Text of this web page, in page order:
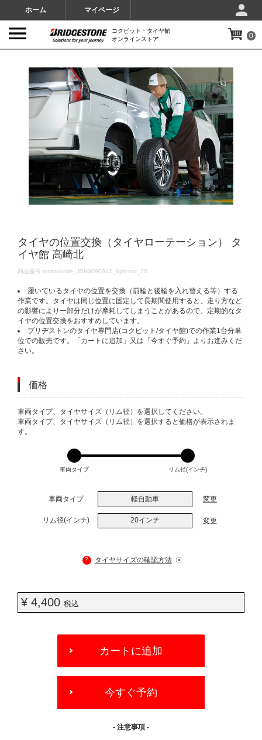
ホーム マイページ
コクピット・タイヤ館
オンラインストア
0
タイヤの位置交換（タイヤローテーション） タ
イヤ館 高崎北
DETAILS
商品番号 rotation-tire_JSH0090912_light-car_20
履いているタイヤの位置を交換（前輪と後輪を入れ替える等）する
作業です。タイヤは同じ位置に固定して長期間使用すると、走り方など
の影響により一部分だけが摩耗してしまうことがあるので、定期的なタ
イヤの位置交換をおすすめしています。
ブリヂストンのタイヤ専門店(コクピット/タイヤ館)での作業1台分単
位での販売です。「カートに追加」又は「今すぐ予約」よりお進みくだ
さい。
価格
VARIATIONS
車両タイプ、タイヤサイズ（リム径）を選択してください。
車両タイプ、タイヤサイズ（リム径）を選択すると価格が表示されま
す。
車両タイプ リム径(インチ)
車両タイプ 軽自動車 変更
リム径(インチ) 20インチ 変更
? タイヤサイズの確認方法
¥ 4,400 税込
OPTIONS
カートに追加
今すぐ予約
- 注意事項 -